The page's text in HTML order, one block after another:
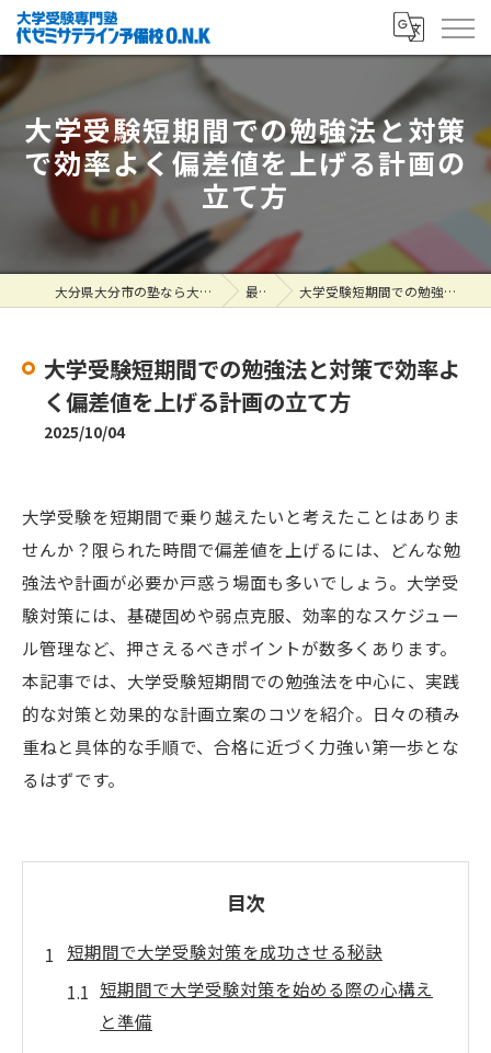
大学受験短期間での勉強法と対策
で効率よく偏差値を上げる計画の
立て方
大分県大分市の塾なら大学受験専門塾 代ゼミサテライン予備校O.N.K 最新情報 大学受験短期間での勉強法と対策で効率よく偏差値を上げる計画の立て方
大学受験短期間での勉強法と対策で効率よ
く偏差値を上げる計画の立て方
2025/10/04
大学受験を短期間で乗り越えたいと考えたことはありま
せんか？限られた時間で偏差値を上げるには、どんな勉
強法や計画が必要か戸惑う場面も多いでしょう。大学受
験対策には、基礎固めや弱点克服、効率的なスケジュー
ル管理など、押さえるべきポイントが数多くあります。
本記事では、大学受験短期間での勉強法を中心に、実践
的な対策と効果的な計画立案のコツを紹介。日々の積み
重ねと具体的な手順で、合格に近づく力強い第一歩とな
るはずです。
目次
短期間で大学受験対策を成功させる秘訣
短期間で大学受験対策を始める際の心構え
と準備